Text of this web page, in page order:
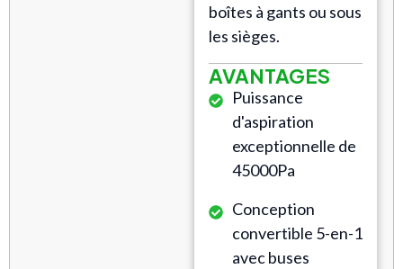
boîtes à gants ou sous
les sièges.
AVANTAGES
Puissance
d'aspiration
exceptionnelle de
45000Pa
Conception
convertible 5-en-1
avec buses